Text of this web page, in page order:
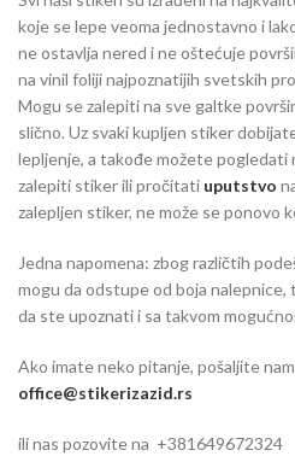
koje se lepe veoma jednostavno i
ne ostavlja nered i ne oštećuje
na vinil foliji najpoznatijih svetskih
Mogu se zalepiti na sve galtke
slično. Uz svaki kupljen stiker
lepljenje, a takođe možete pogledati
zalepiti stiker ili pročitati uputstvo
zalepljen stiker, ne može se ponovo
Jedna napomena: zbog različtih
mogu da odstupe od boja nalepnice,
da ste upoznati i sa takvom
Ako imate neko pitanje, pošaljite nam
office@stikerizazid.rs
ili nas pozovite na +381649672324